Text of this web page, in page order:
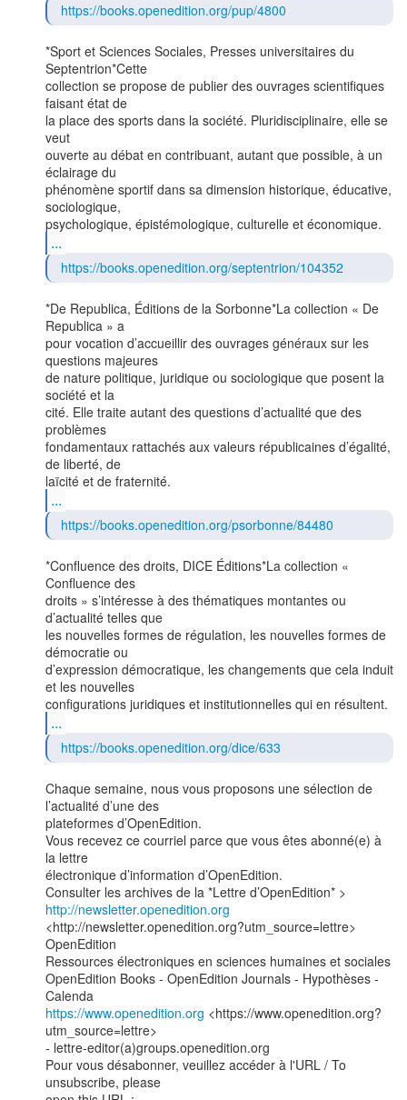
https://books.openedition.org/pup/4800
*Sport et Sciences Sociales, Presses universitaires du
Septentrion*Cette
collection se propose de publier des ouvrages scientifiques
faisant état de
la place des sports dans la société. Pluridisciplinaire, elle se
veut
ouverte au débat en contribuant, autant que possible, à un
éclairage du
phénomène sportif dans sa dimension historique, éducative,
sociologique,
...
https://books.openedition.org/septentrion/104352
*De Republica, Éditions de la Sorbonne*La collection « De
Republica » a
pour vocation d’accueillir des ouvrages généraux sur les
questions majeures
de nature politique, juridique ou sociologique que posent la
société et la
cité. Elle traite autant des questions d’actualité que des
problèmes
fondamentaux rattachés aux valeurs républicaines d’égalité,
de liberté, de
...
https://books.openedition.org/psorbonne/84480
*Confluence des droits, DICE Éditions*La collection «
Confluence des
droits » s’intéresse à des thématiques montantes ou
d’actualité telles que
les nouvelles formes de régulation, les nouvelles formes de
démocratie ou
d’expression démocratique, les changements que cela induit
et les nouvelles
...
https://books.openedition.org/dice/633
Chaque semaine, nous vous proposons une sélection de
l’actualité d’une des
plateformes d’OpenEdition.
Vous recevez ce courriel parce que vous êtes abonné(e) à
la lettre
électronique d’information d’OpenEdition.
http://newsletter.openedition.org
<http://newsletter.openedition.org?utm_source=lettre>
OpenEdition
Ressources électroniques en sciences humaines et sociales
OpenEdition Books - OpenEdition Journals - Hypothèses -
https://www.openedition.org <https://www.openedition.org?
utm_source=lettre>
- lettre-editor(a)groups.openedition.org
Pour vous désabonner, veuillez accéder à l'URL / To
unsubscribe, please